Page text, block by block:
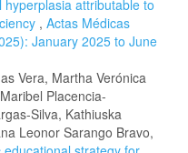
attributable to
, Actas Médicas
January 2025 to June
Vera, Martha Verónica
Placencia-
Silva, Kathiuska
Leonor Sarango Bravo,